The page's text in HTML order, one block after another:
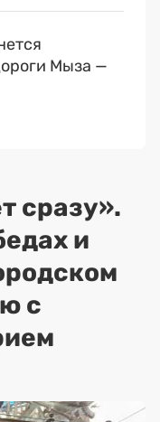
Мыза —
сразу».
и
с